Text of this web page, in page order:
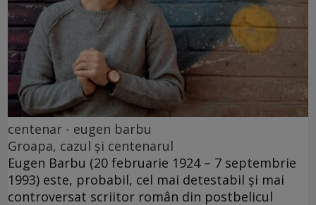
centenar - eugen barbu
Groapa, cazul și centenarul
Eugen Barbu (20 februarie 1924 – 7 septembrie
1993) este, probabil, cel mai detestabil și mai
controversat scriitor român din postbelicul